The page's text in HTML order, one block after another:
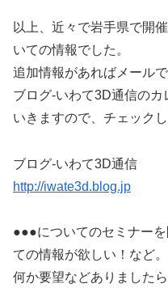
以上、近々で岩手県で開
いての情報でした。
追加情報があればメール
ブログ-いわて3D通信の
いきますので、チェック
ブログ-いわて3D通信
http://iwate3d.blog.jp
●●●についてのセミナー
ての情報が欲しい！など。
何か要望などありました